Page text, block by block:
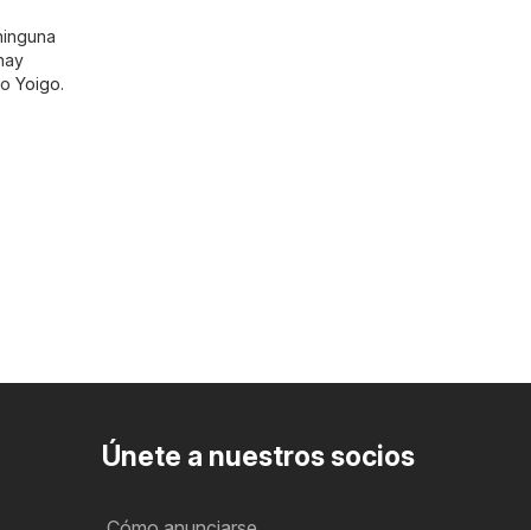
Yoigo.
Únete a nuestros socios